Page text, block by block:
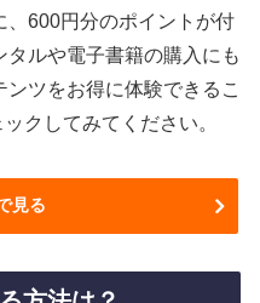
、600円分のポイントが付
ルや電子書籍の購入にも
ツをお得に体験できるこ
クしてみてください。
見る